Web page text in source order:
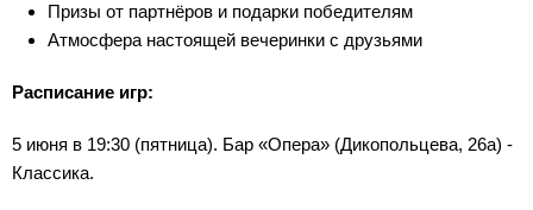
Призы от партнёров и подарки победителям
Атмосфера настоящей вечеринки с друзьями
Расписание игр:
5 июня в 19:30 (пятница). Бар «Опера» (Дикопольцева, 26а) -
Классика.